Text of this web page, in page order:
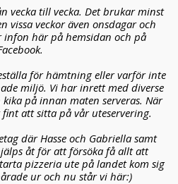
vecka till vecka. Det brukar minst
vissa veckor även onsdagar och
här på hemsidan och på
för hämtning eller varför inte
miljö. Vi har inrett med diverse
på innan maten serveras. När
att sitta på vår uteservering.
där Hasse och Gabriella samt
åt för att försöka få allt att
pizzeria ute på landet kom sig
ur och nu står vi här:)